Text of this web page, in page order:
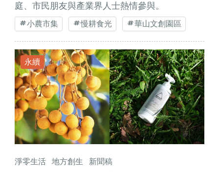
庭、市民朋友與產業界人士熱情參與。
小農市集 慢耕食光 華山文創園區
永續
淨零生活 地方創生 新聞稿